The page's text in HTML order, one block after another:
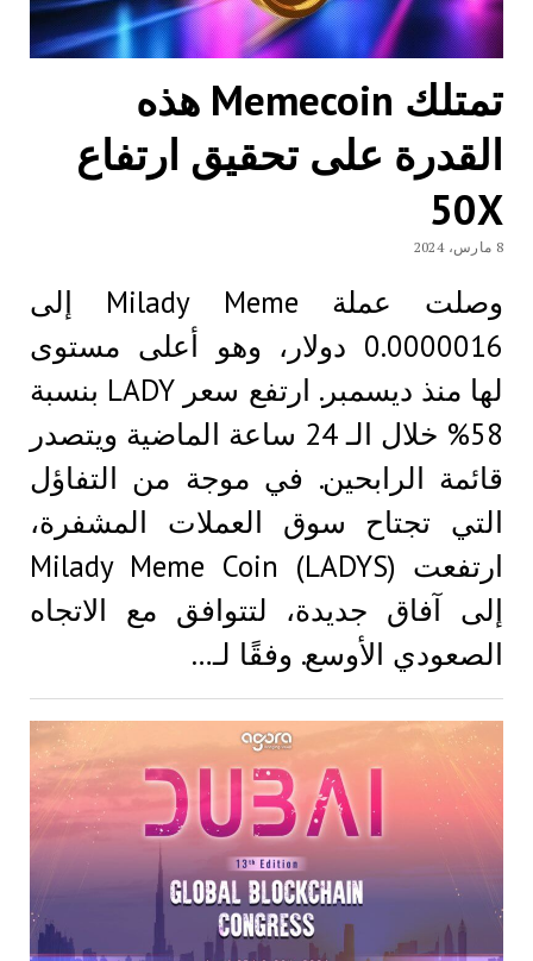
تمتلك Memecoin هذه
القدرة على تحقيق ارتفاع
50X
8 مارس، 2024
وصلت عملة Milady Meme إلى
0.0000016 دولار، وهو أعلى مستوى
لها منذ ديسمبر. ارتفع سعر LADY بنسبة
58% خلال الـ 24 ساعة الماضية ويتصدر
قائمة الرابحين. في موجة من التفاؤل
التي تجتاح سوق العملات المشفرة،
ارتفعت Milady Meme Coin (LADYS)
إلى آفاق جديدة، لتتوافق مع الاتجاه
الصعودي الأوسع. وفقًا لـ…